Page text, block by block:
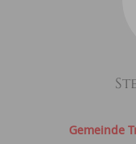
Gemeinde